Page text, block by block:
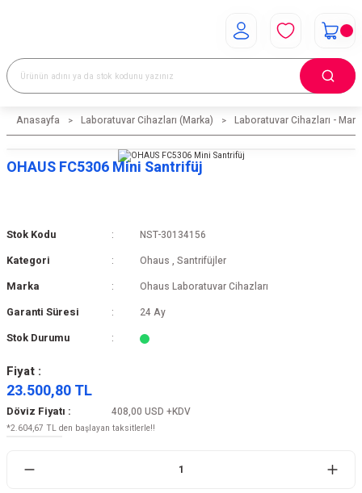
Anasayfa Laboratuvar Cihazları (Marka) Laboratuvar Cihazları -
OHAUS FC5306 Mini Santrifüj
Stok Kodu NST-30134156
Kategori Ohaus , Santrifüjler
Marka Ohaus Laboratuvar Cihazları
Garanti Süresi 24 Ay
Stok Durumu
Fiyat :
23.500,80 TL
Döviz Fiyatı : 408,00 USD +KDV
*2.604,67 TL den başlayan taksitlerle!!